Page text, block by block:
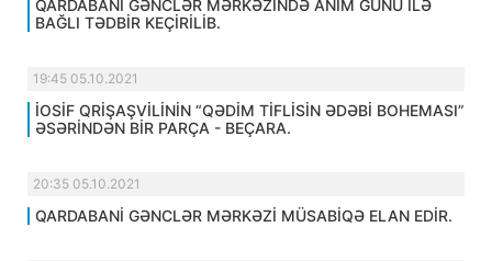
QARDABANİ GƏNCLƏR MƏRKƏZİNDƏ ANIM GÜNÜ İLƏ
BAĞLI TƏDBİR KEÇİRİLİB.
19:45 05.10.2021
İOSİF QRİŞAŞVİLİNİN “QƏDİM TİFLİSİN ƏDƏBİ BOHEMASI”
ƏSƏRİNDƏN BİR PARÇA - BEÇARA.
20:35 05.10.2021
QARDABANİ GƏNCLƏR MƏRKƏZİ MÜSABİQƏ ELAN EDİR.